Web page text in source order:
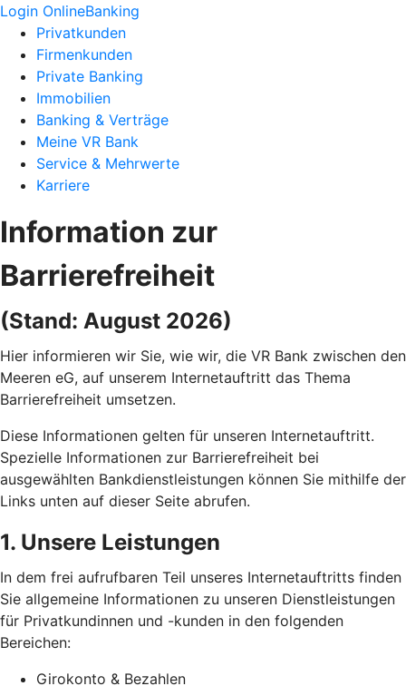
Login OnlineBanking
Privatkunden
Firmenkunden
Private Banking
Immobilien
Banking & Verträge
Meine VR Bank
Service & Mehrwerte
Karriere
Information zur
Barrierefreiheit
(Stand: August 2026)
Hier informieren wir Sie, wie wir, die VR Bank zwischen den
Meeren eG, auf unserem Internetauftritt das Thema
Barrierefreiheit umsetzen.
Diese Informationen gelten für unseren Internetauftritt.
Spezielle Informationen zur Barrierefreiheit bei
ausgewählten Bankdienstleistungen können Sie mithilfe der
Links unten auf dieser Seite abrufen.
1. Unsere Leistungen
In dem frei aufrufbaren Teil unseres Internetauftritts finden
Sie allgemeine Informationen zu unseren Dienstleistungen
für Privatkundinnen und -kunden in den folgenden
Bereichen:
Girokonto & Bezahlen